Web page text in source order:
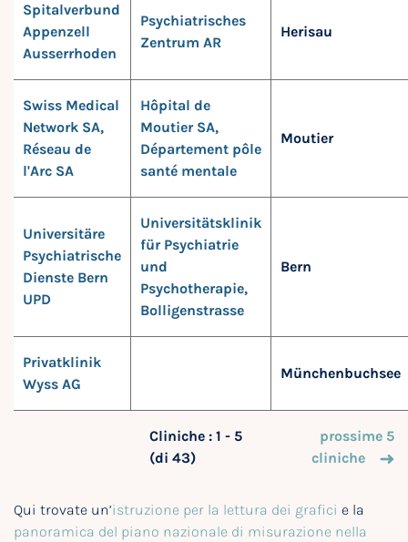
Spitalverbund
Appenzell
Ausserrhoden
Psychiatrisches
Zentrum AR
Herisau
Swiss Medical
Network SA,
Réseau de
l'Arc SA
Hôpital de
Moutier SA,
Département pôle
santé mentale
Moutier
Universitäre
Psychiatrische
Dienste Bern
UPD
Universitätsklinik
für Psychiatrie
und
Psychotherapie,
Bolligenstrasse
Bern
Privatklinik
Wyss AG
Münchenbuchsee
Cliniche : 1 - 5
(di 43)
prossime 5
cliniche
Qui trovate un’istruzione per la lettura dei grafici e la
panoramica del piano nazionale di misurazione nella